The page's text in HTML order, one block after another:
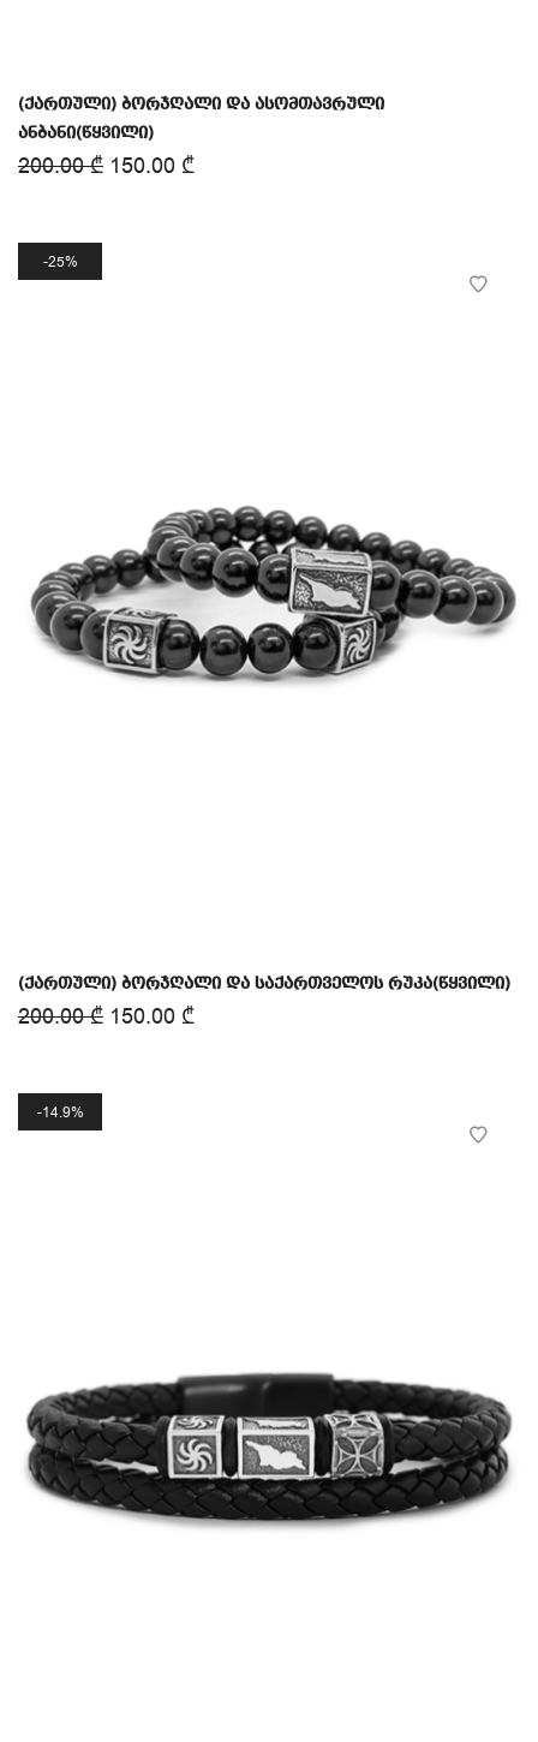
(ქართული) ბორჯღალი და ასომთავრული
ანბანი(წყვილი)
200.00₾ 150.00 ₾
25%
(ქართული) ბორჯღალი და საქართველოს რუკა(წყვილი)
200.00₾ 150.00 ₾
14.9%